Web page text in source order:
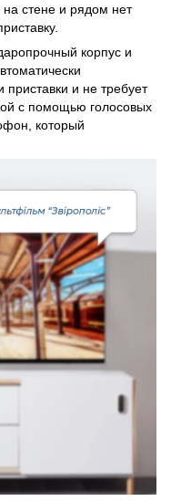
на стене и рядом нет
корпус и
и не требует
с помощью голосовых
который